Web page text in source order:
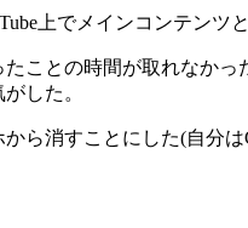
上でメインコンテン
ことの時間が取れなか
した。
ら消すことにした(自分